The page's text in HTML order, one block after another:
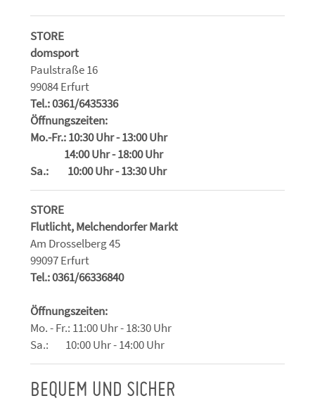
STORE
domsport
Paulstraße 16
99084 Erfurt
Tel.: 0361/6435336
Öffnungszeiten:
Mo.-Fr.: 10:30 Uhr - 13:00 Uhr
14:00 Uhr - 18:00 Uhr
Sa.: 10:00 Uhr - 13:30 Uhr
STORE
Flutlicht, Melchendorfer Markt
Am Drosselberg 45
99097 Erfurt
Tel.: 0361/66336840
Öffnungszeiten:
Mo. - Fr.: 11:00 Uhr - 18:30 Uhr
Sa.: 10:00 Uhr - 14:00 Uhr
BEQUEM UND SICHER